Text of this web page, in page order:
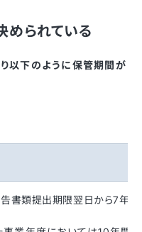
められている
以下のように保管期間が
書類提出期限翌日から7年間